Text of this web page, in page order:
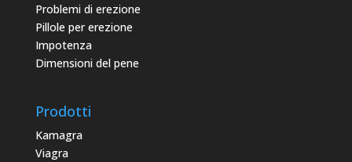
Problemi di erezione
Pillole per erezione
Impotenza
Dimensioni del pene
Prodotti
Kamagra
Viagra